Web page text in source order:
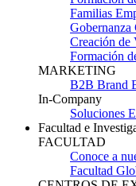
Familias
Creación de
Formación
MARKETING
B2B Brand
In-Company
Soluciones
Facultad e
FACULTAD
Conoce a
Facultad